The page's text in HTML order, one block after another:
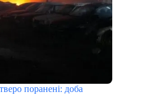
поранені: доба